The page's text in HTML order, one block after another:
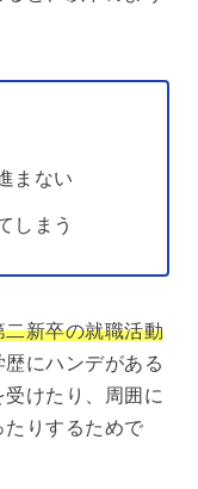
まない
しまう
新卒の就職活動
歴にハンデがある
けたり、周囲に
たりするためで